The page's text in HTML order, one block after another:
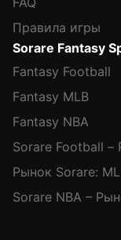
Правила игры
Sorare Fantasy
Fantasy Football
Fantasy MLB
Fantasy NBA
Sorare Football –
Рынок Sorare:
Sorare NBA –